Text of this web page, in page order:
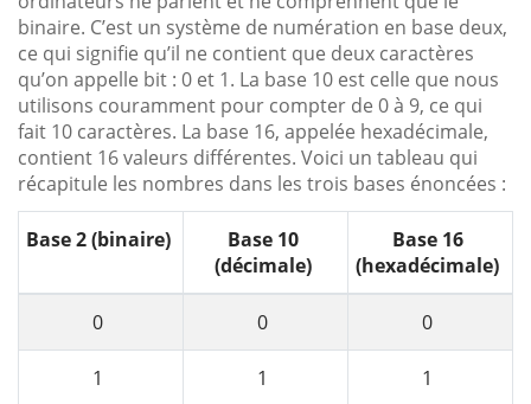
binaire. C’est un système de numération en base deux,
ce qui signifie qu’il ne contient que deux caractères
qu’on appelle bit : 0 et 1. La base 10 est celle que nous
utilisons couramment pour compter de 0 à 9, ce qui
fait 10 caractères. La base 16, appelée hexadécimale,
contient 16 valeurs différentes. Voici un tableau qui
récapitule les nombres dans les trois bases énoncées :
Base 2 (binaire)
Base 10
(décimale)
Base 16
(hexadécimale)
0 0 0
1 1 1